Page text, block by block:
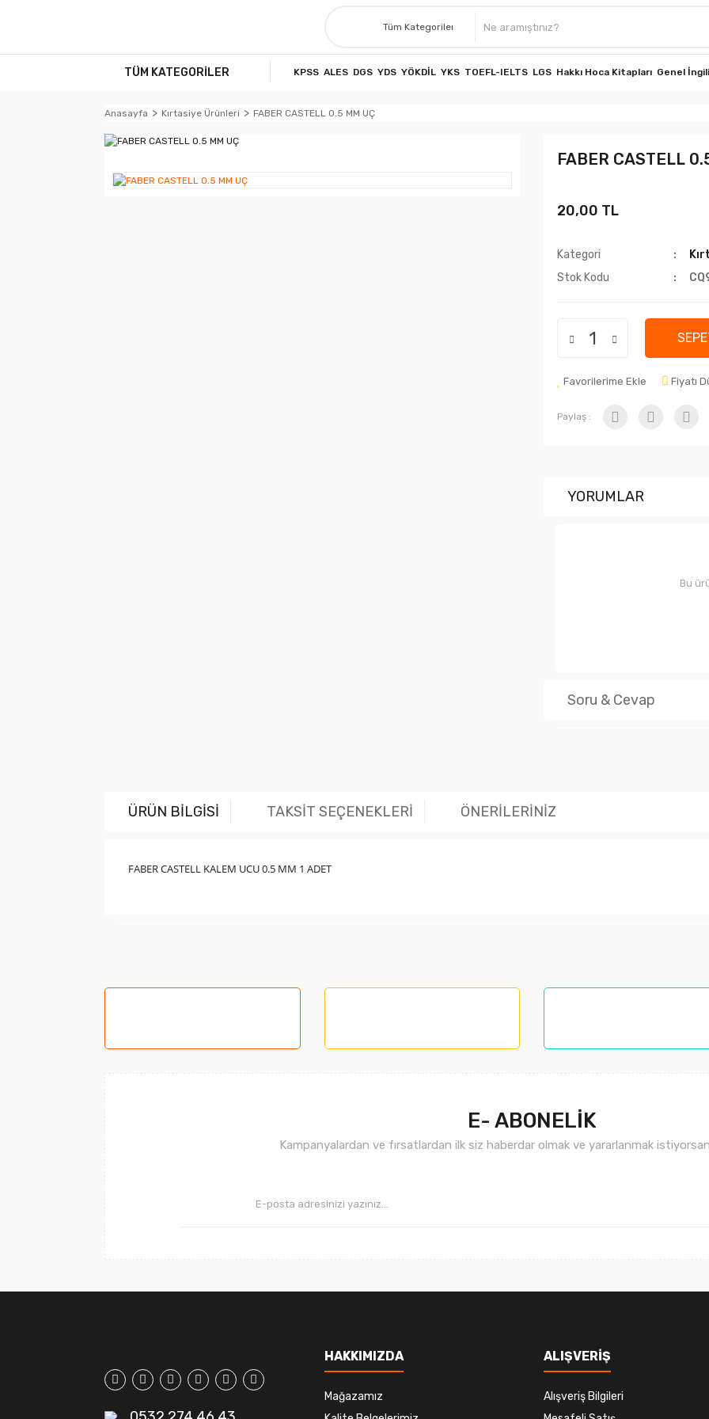
TÜM KATEGORİLER KPSS ALES DGS YDS YÖKDİL YKS TOEFL-IELTS LGS Hakkı Hoca Kitapları Genel
Anasayfa Kırtasiye Ürünleri FABER CASTELL 0.5 MM UÇ
FABER CASTELL
20,00 TL
Kategori
Stok Kodu
Favorilerime Ekle Fiyatı
Paylaş :
YORUMLAR
Bu
Soru & Cevap
ÜRÜN BİLGİSİ TAKSİT SEÇENEKLERİ ÖNERİLERİNİZ
FABER CASTELL KALEM UCU 0.5 MM 1 ADET
Ürün açıklamasında eksik bilgiler bulunuyor.
E- ABONELİK
Kampanyalardan ve fırsatlardan ilk siz haberdar olmak ve yararlanmak
HAKKIMIZDA
Mağazamız
ALIŞVERİŞ
Alışveriş Bilgileri